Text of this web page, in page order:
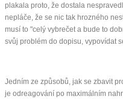
Máte pocit, že jste unaveni
Jak být šťastnější
plakala proto, že dostala
nepláče, že se nic tak hrozného
musí to "celý vybrečet a bude to
svůj problém do dopisu, vypovídat
Jedním ze způsobů, jak se zbavit
je odreagování po maximálním